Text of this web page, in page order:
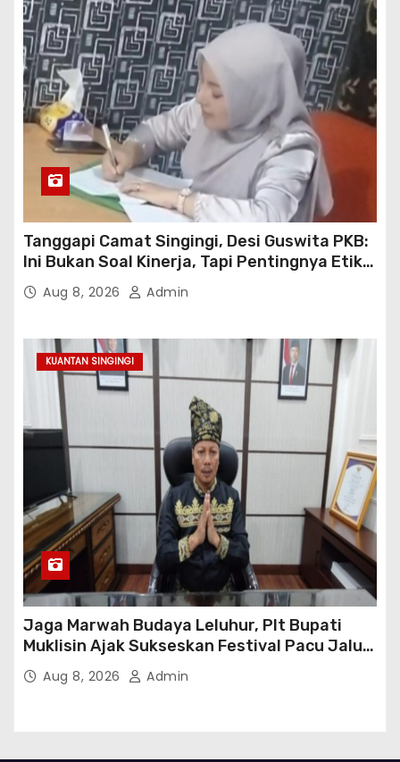
Tanggapi Camat Singingi, Desi Guswita PKB:
Ini Bukan Soal Kinerja, Tapi Pentingnya Etika
Koordinasi Kooperatif!
Aug 8, 2026 Admin
KUANTAN SINGINGI
Jaga Marwah Budaya Leluhur, Plt Bupati
Muklisin Ajak Sukseskan Festival Pacu Jalur
2026Aug 8, 2026 Admin